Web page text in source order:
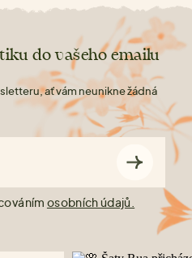
do vašeho emailu
ať vám neunikne žádná
osobních údajů.